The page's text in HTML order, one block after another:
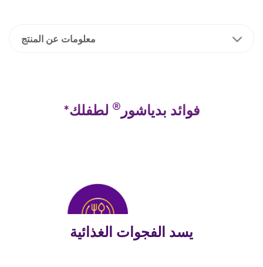
معلومات عن المنتج
فوائد بدياشور ® لطفلك*
يسد الفجوات الغذائية